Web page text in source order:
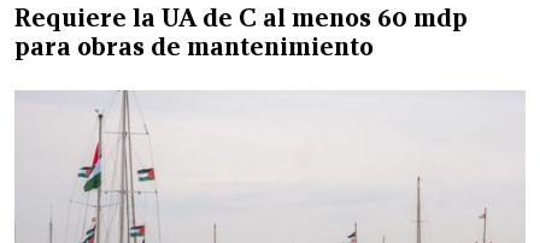
Requiere la UA de C al menos 60 mdp
para obras de mantenimiento